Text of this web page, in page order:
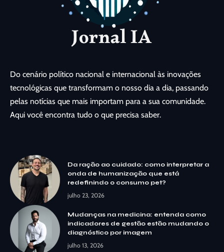
Do cenário político nacional e internacional às inovações
tecnológicas que transformam o nosso dia a dia, passando
pelas notícias que mais importam para a sua comunidade.
Aqui você encontra tudo o que precisa saber.
Da ração ao cuidado: como interpretar a
onda de humanização que está
redefinindo o consumo pet?
julho 23, 2026
Mudanças na medicina: entenda como
indicadores de gestão estão mudando o
diagnóstico por imagem
julho 13, 2026